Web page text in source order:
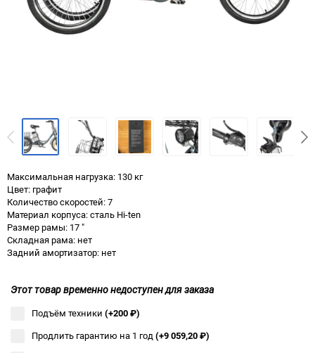
Максимальная нагрузка: 130 кг
Цвет: графит
Количество скоростей: 7
Материал корпуса: сталь Hi-ten
Размер рамы: 17 "
Складная рама: нет
Задний амортизатор: нет
Этот товар временно недоступен для заказа
Подъём техники (+200₽)
Продлить гарантию на 1 год(+9 059,20₽)